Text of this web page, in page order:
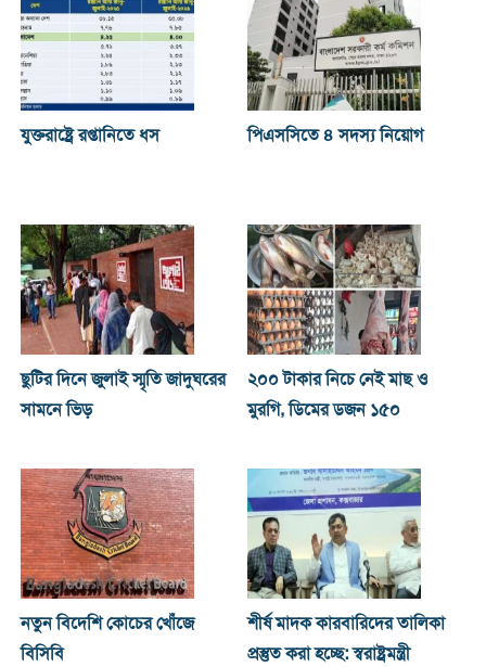
যুক্তরাষ্ট্রে রপ্তানিতে ধস পিএসসিতে ৪ সদস্য নিয়োগ
ছুটির দিনে জুলাই স্মৃতি জাদুঘরের
সামনে ভিড়
২০০ টাকার নিচে নেই মাছ ও
মুরগি, ডিমের ডজন ১৫০
নতুন বিদেশি কোচের খোঁজে
বিসিবি
শীর্ষ মাদক কারবারিদের তালিকা
প্রস্তুত করা হচ্ছে: স্বরাষ্ট্রমন্ত্রী